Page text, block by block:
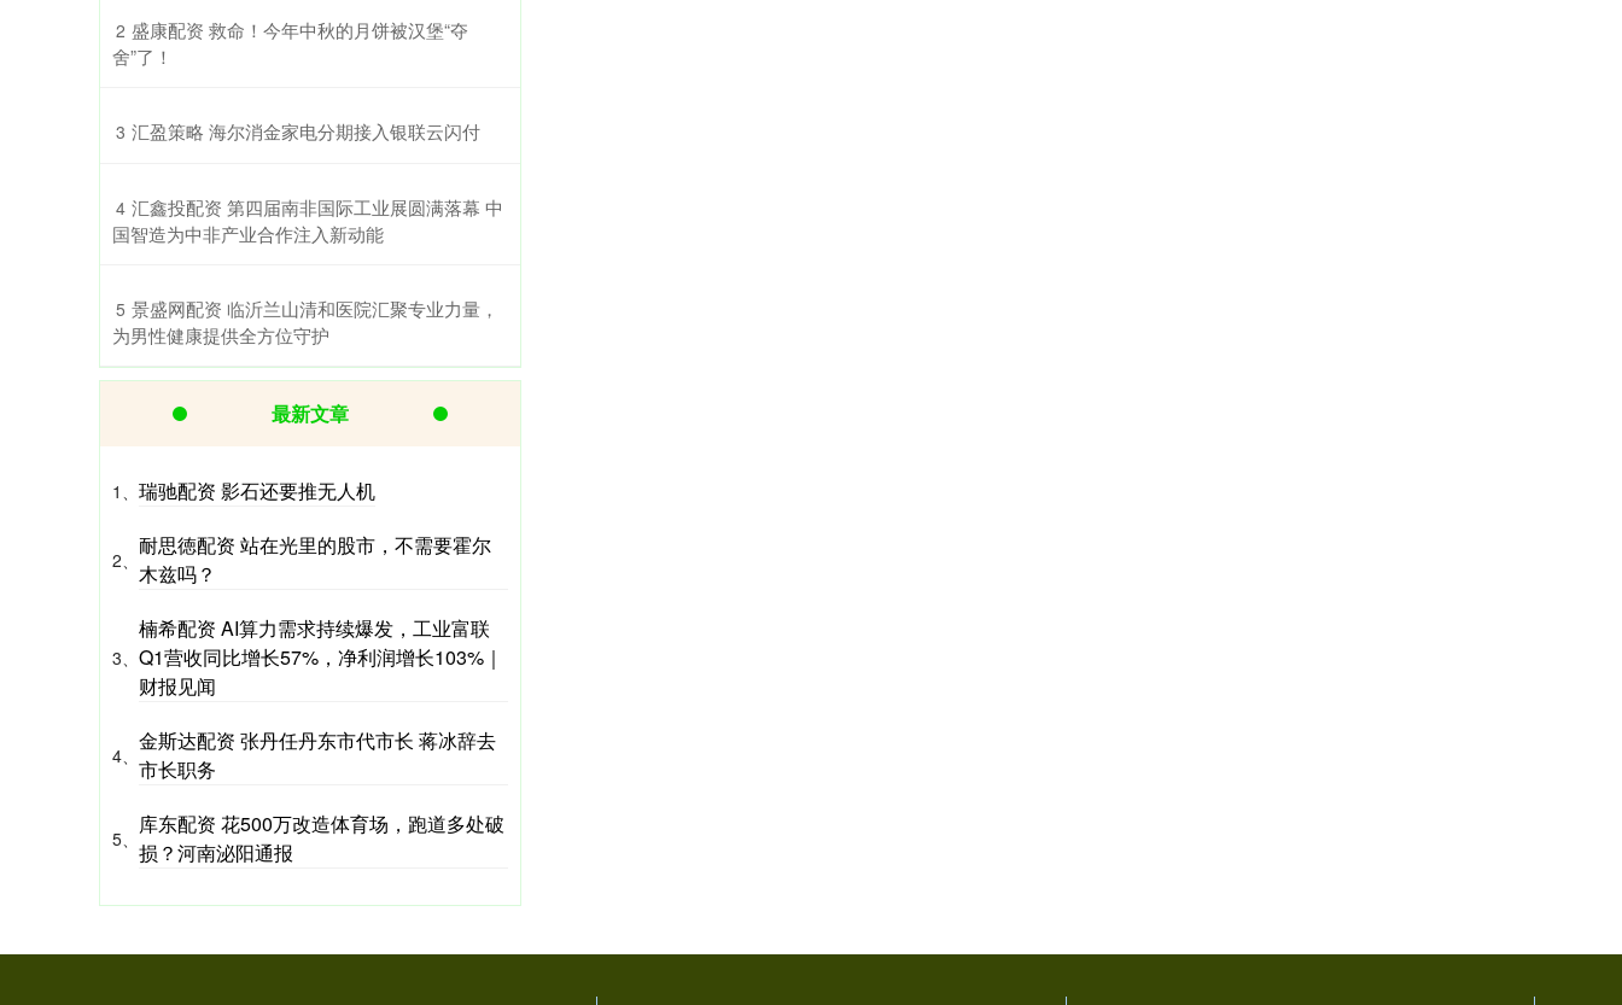
2 ​盛康配资 救命！今年中秋的月饼被汉堡“夺
舍”了！
3 ​汇盈策略 海尔消金家电分期接入银联云闪付
4 ​汇鑫投配资 第四届南非国际工业展圆满落幕 中
国智造为中非产业合作注入新动能
5 ​景盛网配资 临沂兰山清和医院汇聚专业力量，
为男性健康提供全方位守护
最新文章
1、 瑞驰配资 影石还要推无人机
2、
耐思徳配资 站在光里的股市，不需要霍尔
木兹吗？
3、
楠希配资 AI算力需求持续爆发，工业富联
Q1营收同比增长57%，净利润增长103%｜
财报见闻
4、
金斯达配资 张丹任丹东市代市长 蒋冰辞去
市长职务
5、
库东配资 花500万改造体育场，跑道多处破
损？河南泌阳通报